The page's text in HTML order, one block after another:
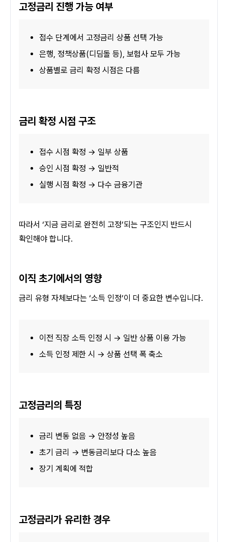
고정금리 진행 가능 여부
접수 단계에서 고정금리 상품 선택 가능
은행, 정책상품(디딤돌 등), 보험사 모두 가능
상품별로 금리 확정 시점은 다름
금리 확정 시점 구조
접수 시점 확정 → 일부 상품
승인 시점 확정 → 일반적
실행 시점 확정 → 다수 금융기관
따라서 ‘지금 금리로 완전히 고정’되는 구조인지 반드시
확인해야 합니다.
이직 초기에서의 영향
금리 유형 자체보다는 ‘소득 인정’이 더 중요한 변수입니다.
이전 직장 소득 인정 시 → 일반 상품 이용 가능
소득 인정 제한 시 → 상품 선택 폭 축소
고정금리의 특징
금리 변동 없음 → 안정성 높음
초기 금리 → 변동금리보다 다소 높음
장기 계획에 적합
고정금리가 유리한 경우